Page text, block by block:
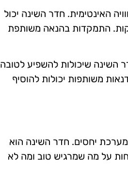
האינטימית. חדר השינה יכול
התמקדות בהנאה משותפת
השינה שיכולות להשפיע לטובה
משותפות יכולות להוסיף
יחסים. חדר השינה הוא
על מה שמרגיש טוב ומה לא